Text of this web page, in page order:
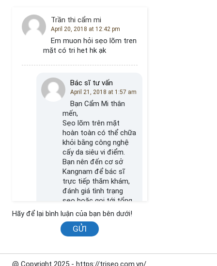
Trần thi cẩm mi
April 20, 2018 at 12:42 pm
Em muon hỏi sẹo lõm tren
mặt có tri het hk ạk
Bác sĩ tư vấn
April 21, 2018 at 1:57 am
Bạn Cẩm Mi thân
mến,
Sẹo lõm trên mặt
hoàn toàn có thể chữa
khỏi bằng công nghệ
cấy da siêu vi điểm.
Bạn nên đến cơ sở
Kangnam để bác sĩ
trực tiếp thăm khám,
đánh giá tình trạng
sẹo hoặc gọi tới tổng
đài 19006466 để được
các chuyên gia giải
đáp.
Hãy để lại bình luận của bạn bên dưới!
GỬI